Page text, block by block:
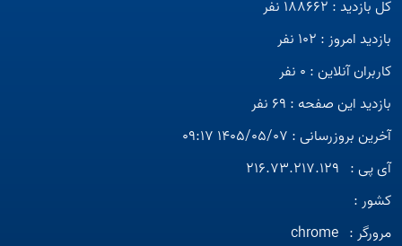
کل بازدید : 188662 نفر
بازدید امروز : 102 نفر
کاربران آنلاین : 0 نفر
بازدید این صفحه : 69 نفر
آخرین بروزرسانی : 1405/05/07 09:17
آی پی : 216.73.217.129
کشور :
مرورگر : chrome